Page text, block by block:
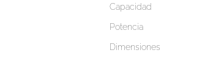
Capacidad
Potencia
Dimensiones